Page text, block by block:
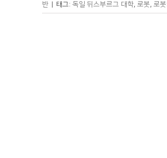
반 | 태그: 독일 뒤스부르그 대학, 로봇, 로